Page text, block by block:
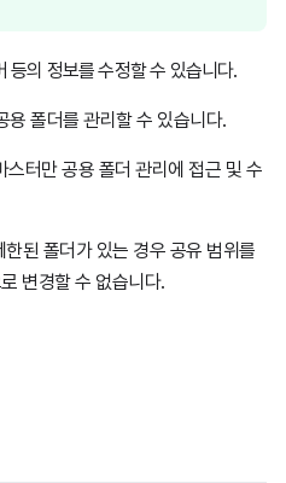
등의 정보를 수정할 수 있습니다.
용 폴더를 관리할 수 있습니다.
터만 공용 폴더 관리에 접근 및 수
된 폴더가 있는 경우 공유 범위를
변경할 수 없습니다.